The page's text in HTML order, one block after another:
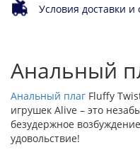
Условия доставки и
Анальный
Анальный плаг Fluffy
игрушек Alive – это
безудержное
удовольствие!